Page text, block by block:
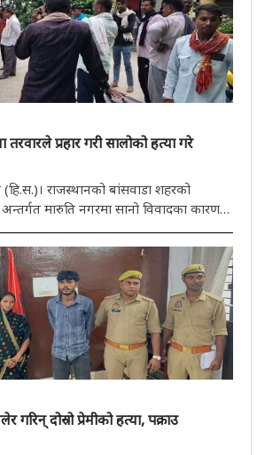
तरवारले प्रहार गरी सालोको हत्या गरे
राजस्थानको बांसवाडा शहरको
अन्तर्गत मारुति नगरमा सानो विवादका कारण
जानकारीअनुसार,
गरिन् दोस्रो प्रेमीको हत्या, पक्राउ